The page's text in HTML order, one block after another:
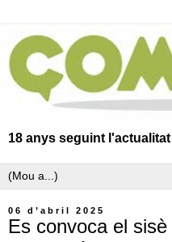
18 anys seguint
06 d’abril 2025
Es convoca el